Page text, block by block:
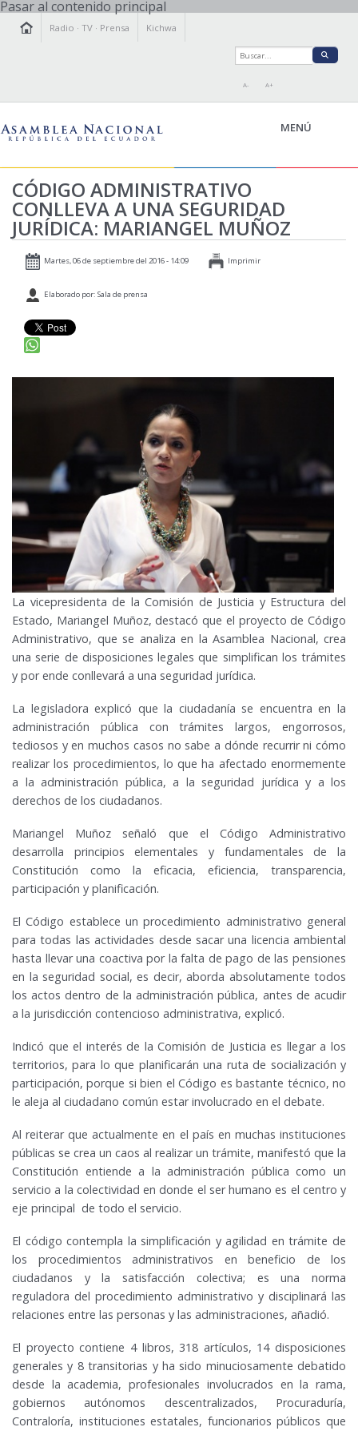
Pasar al contenido principal
Radio ·TV · Prensa Kichwa
A- A+
MENÚ
LA ASAMBLEA
LEGISLAMOS
FISCALIZAMOS
PRENSA
PARTICIPACIÓN
RELACIONES INTERNACIONALES
AGENDA
CÓDIGO ADMINISTRATIVO
CONLLEVA A UNA SEGURIDAD
JURÍDICA: MARIANGEL MUÑOZ
Martes, 06 de septiembre del 2016 - 14:09 Imprimir
Elaborado por: Sala de prensa
La vicepresidenta de la Comisión de Justicia y Estructura del
Estado, Mariangel Muñoz, destacó que el proyecto de Código
Administrativo, que se analiza en la Asamblea Nacional, crea
una serie de disposiciones legales que simplifican los trámites
y por ende conllevará a una seguridad jurídica.
La legisladora explicó que la ciudadanía se encuentra en la
administración pública con trámites largos, engorrosos,
tediosos y en muchos casos no sabe a dónde recurrir ni cómo
realizar los procedimientos, lo que ha afectado enormemente
a la administración pública, a la seguridad jurídica y a los
derechos de los ciudadanos.
Mariangel Muñoz señaló que el Código Administrativo
desarrolla principios elementales y fundamentales de la
Constitución como la eficacia, eficiencia, transparencia,
participación y planificación.
El Código establece un procedimiento administrativo general
para todas las actividades desde sacar una licencia ambiental
hasta llevar una coactiva por la falta de pago de las pensiones
en la seguridad social, es decir, aborda absolutamente todos
los actos dentro de la administración pública, antes de acudir
a la jurisdicción contencioso administrativa, explicó.
Indicó que el interés de la Comisión de Justicia es llegar a los
territorios, para lo que planificarán una ruta de socialización y
participación, porque si bien el Código es bastante técnico, no
le aleja al ciudadano común estar involucrado en el debate.
Al reiterar que actualmente en el país en muchas instituciones
públicas se crea un caos al realizar un trámite, manifestó que la
Constitución entiende a la administración pública como un
servicio a la colectividad en donde el ser humano es el centro y
eje principal de todo el servicio.
El código contempla la simplificación y agilidad en trámite de
los procedimientos administrativos en beneficio de los
ciudadanos y la satisfacción colectiva; es una norma
reguladora del procedimiento administrativo y disciplinará las
relaciones entre las personas y las administraciones, añadió.
El proyecto contiene 4 libros, 318 artículos, 14 disposiciones
generales y 8 transitorias y ha sido minuciosamente debatido
desde la academia, profesionales involucrados en la rama,
gobiernos autónomos descentralizados, Procuraduría,
Contraloría, instituciones estatales, funcionarios públicos que